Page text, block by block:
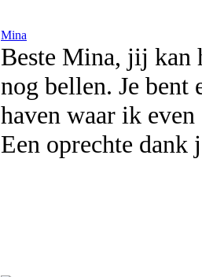
Mina
Beste Mina, jij kan
nog bellen. Je bent
haven waar ik
Een oprechte